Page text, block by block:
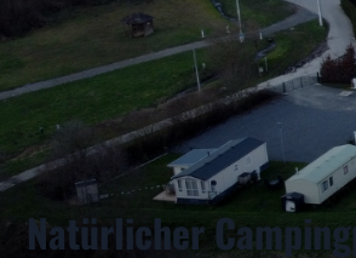
Natürlicher